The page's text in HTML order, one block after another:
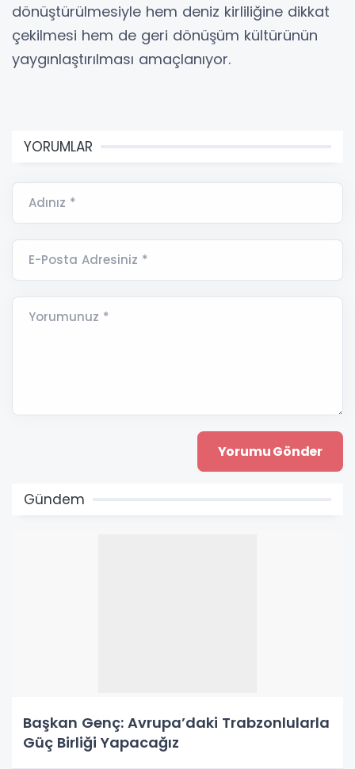
dönüştürülmesiyle hem deniz kirliliğine dikkat
çekilmesi hem de geri dönüşüm kültürünün
yaygınlaştırılması amaçlanıyor.
YORUMLAR
Adınız *
E-Posta Adresiniz *
Yorumunuz *
Gündem
Başkan Genç: Avrupa’daki Trabzonlularla
Güç Birliği Yapacağız